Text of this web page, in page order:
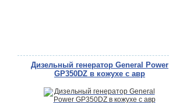
Дизельный генератор General Power
GP350DZ в кожухе с авр